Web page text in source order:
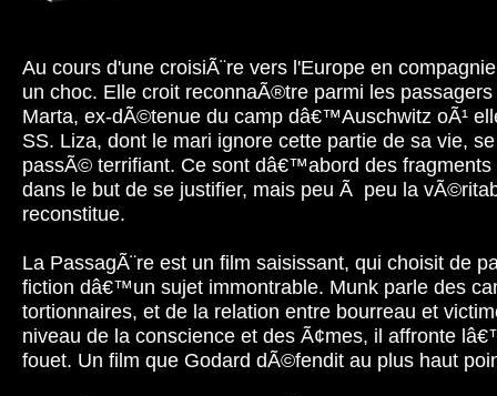
Au cours d'une croisiÃ¨re vers l'Europe en
un choc. Elle croit reconnaÃ®tre parmi les
Marta, ex-dÃ©tenue du camp dâ€™Auschwitz oÃ¹
SS. Liza, dont le mari ignore cette partie de sa vie,
passÃ© terrifiant. Ce sont dâ€™abord des
dans le but de se justifier, mais peu Ã peu la
reconstitue.
La PassagÃ¨re est un film saisissant, qui choisit de
fiction dâ€™un sujet immontrable. Munk parle des
tortionnaires, et de la relation entre bourreau et
niveau de la conscience et des Ã¢mes, il affronte
fouet. Un film que Godard dÃ©fendit au plus haut